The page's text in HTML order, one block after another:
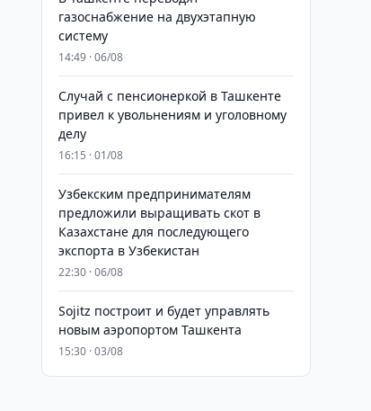
газоснабжение на двухэтапную
систему
14:49 · 06/08
Случай с пенсионеркой в Ташкенте
привел к увольнениям и уголовному
делу
16:15 · 01/08
Узбекским предпринимателям
предложили выращивать скот в
Казахстане для последующего
экспорта в Узбекистан
22:30 · 06/08
Sojitz построит и будет управлять
новым аэропортом Ташкента
15:30 · 03/08